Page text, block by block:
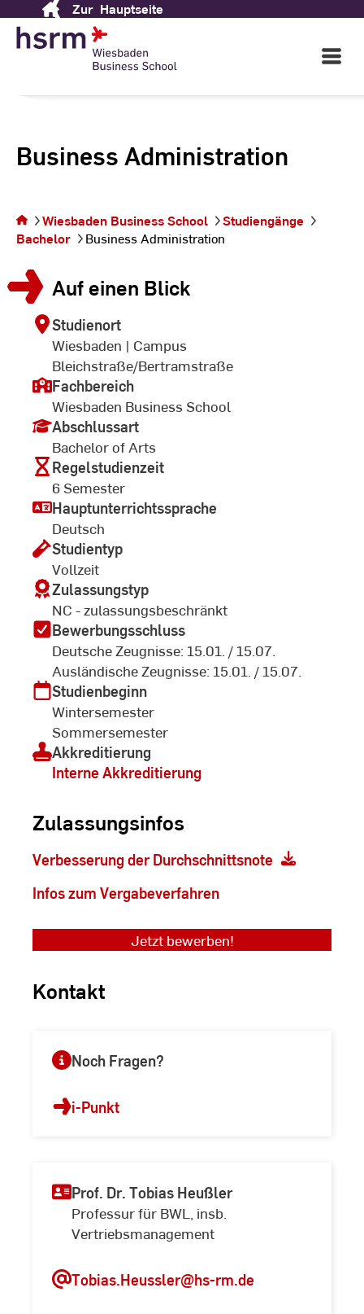
Content
Zur Hauptseite
Open
Main
Business Administration
sich auf der
Seite Business
Wiesbaden Business School
Studiengänge
Bachelor
Business Administration
Auf einen Blick
Studienort
Wiesbaden | Campus
Bleichstraße/Bertramstraße
Fachbereich
Wiesbaden Business School
Abschlussart
Bachelor of Arts
Regelstudienzeit
6 Semester
Hauptunterrichtssprache
Deutsch
Studientyp
Vollzeit
Zulassungstyp
NC - zulassungsbeschränkt
Bewerbungsschluss
Deutsche Zeugnisse: 15.01. / 15.07.
Ausländische Zeugnisse: 15.01. / 15.07.
Studienbeginn
Wintersemester
Sommersemester
Akkreditierung
Interne Akkreditierung
Zulassungsinfos
Verbesserung der Durchschnittsnote
Infos zum Vergabeverfahren
Jetzt bewerben!
Kontakt
Noch Fragen?
i-Punkt
Prof. Dr. Tobias Heußler
Professur für BWL, insb.
Vertriebsmanagement
Tobias.Heussler@hs-rm.de